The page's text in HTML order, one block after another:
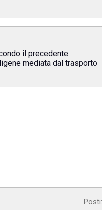
il precedente
mediata dal trasporto
Posti: